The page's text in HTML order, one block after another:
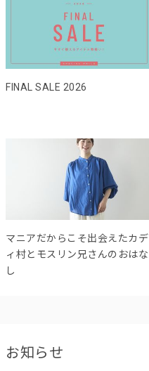
FINAL SALE 2026
マニアだからこそ出会えたカデ
ィ村とモスリン兄さんのおはな
し
お知らせ